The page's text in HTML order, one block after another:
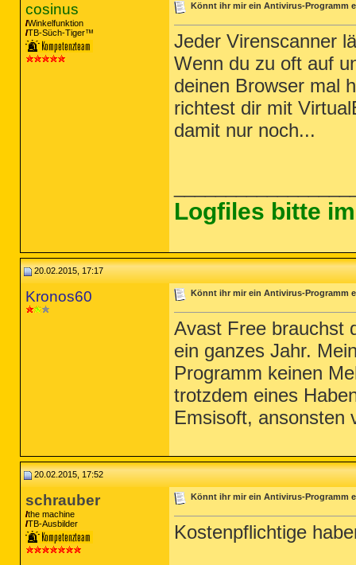
cosinus
Winkelfunktion
TB-Süch-Tiger™
Könnt ihr mir ein Antivirus-Programm
Jeder Virenscanner
Wenn du zu oft auf
deinen Browser mal
richtest dir mit
damit nur noch...
Logfiles bitte
20.02.2015, 17:17
Kronos60 Könnt ihr mir ein Antivirus-Programm
Avast Free brauchst
ein ganzes Jahr.
Programm keinen
trotzdem eines
Emsisoft, ansonsten
20.02.2015, 17:52
schrauber
the machine
TB-Ausbilder
Könnt ihr mir ein Antivirus-Programm
Kostenpflichtige